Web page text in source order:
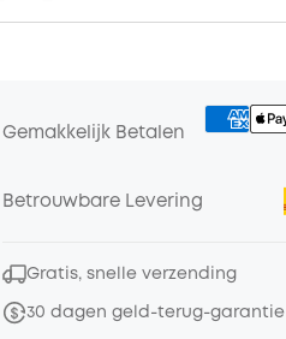
Gemakkelijk Betalen
Betrouwbare Levering
Gratis, snelle verzending
30 dagen geld-terug-garantie